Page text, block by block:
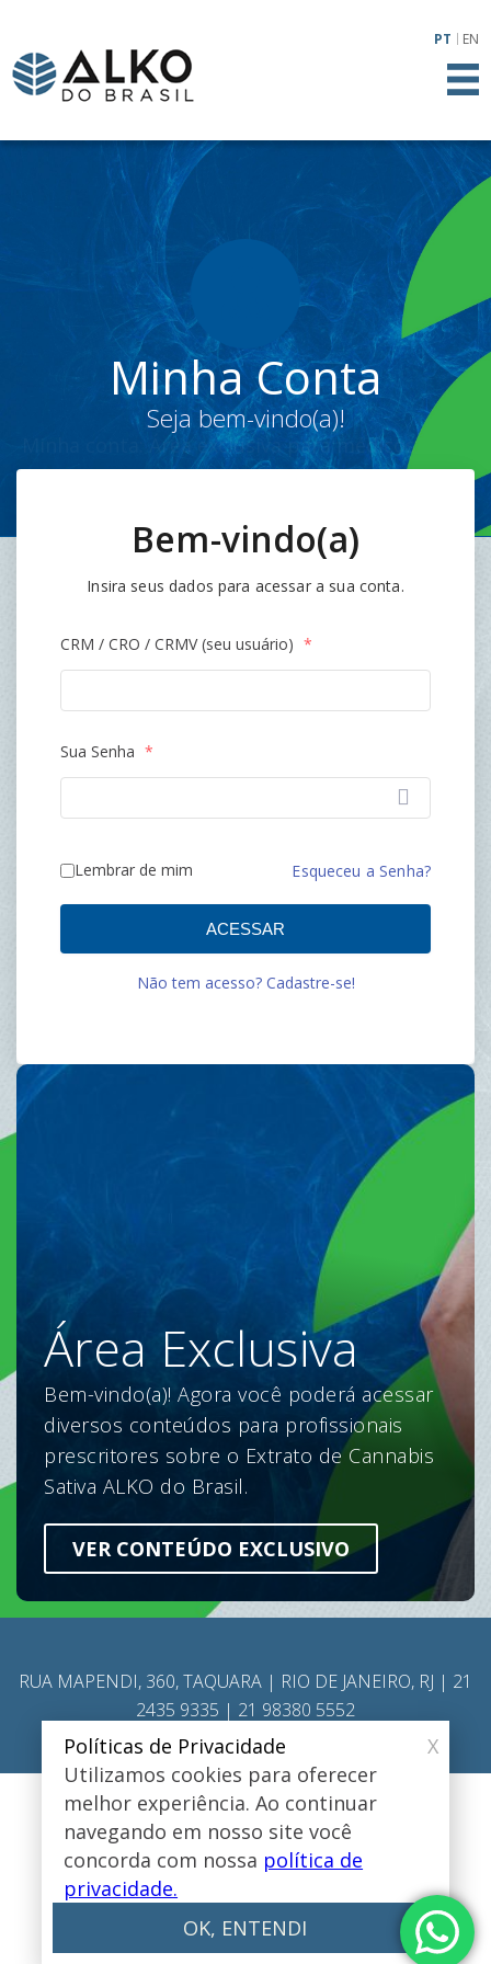
PT EN
Minha Conta
Seja bem-vindo(a)!
Minha conta: Área exclusiva para médicos
Bem-vindo(a)
Insira seus dados para acessar a sua conta.
CRM / CRO / CRMV (seu usuário) *
Sua Senha *
Lembrar de mim Esqueceu a Senha?
ACESSAR
Não tem acesso? Cadastre-se!
Área Exclusiva
Bem-vindo(a)! Agora você poderá acessar
diversos conteúdos para profissionais
prescritores sobre o Extrato de Cannabis
Sativa ALKO do Brasil.
VER CONTEÚDO EXCLUSIVO
RUA MAPENDI, 360, TAQUARA | RIO DE JANEIRO, RJ | 21
2435 9335 | 21 98380 5552
Todos os direitos reservados © 2025 | Alko do Brasil
Design e desenvolvimento
Políticas de Privacidade
X
Utilizamos cookies para oferecer
melhor experiência. Ao continuar
navegando em nosso site você
concorda com nossa política de
privacidade.
OK, ENTENDI